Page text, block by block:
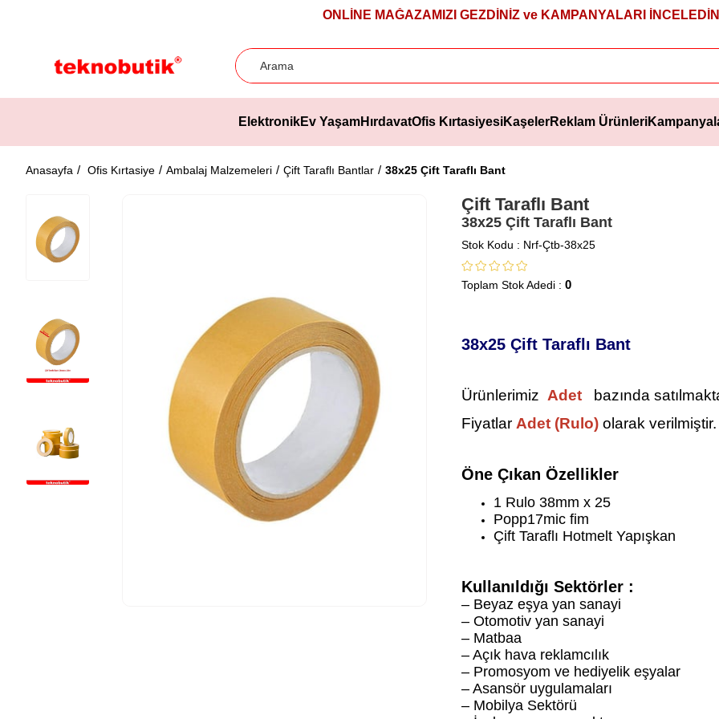
ONLİNE MAĞAZAMIZI GEZDİNİZ ve KAMPANYALARI
ElektronikEv YaşamHırdavatOfis KırtasiyesiKaşelerReklam Ürünleri
Anasayfa Ofis Kırtasiye Ambalaj Malzemeleri Çift Taraflı Bantlar 38x25 Çift Taraflı Bant
Çift Taraflı Bant
38x25 Çift Taraflı Bant
Stok Kodu Nrf-Çtb-38x25
Toplam Stok Adedi : 0
38x25 Çift Taraflı Bant
Ürünlerimiz Adet
bazında
Fiyatlar Adet (Rulo) olarak verilmiştir.
Öne Çıkan Özellikler
1 Rulo 38mm x 25
Popp17mic fim
Çift Taraflı Hotmelt Yapışkan
Kullanıldığı Sektörler :
– Beyaz eşya yan sanayi
– Otomotiv yan sanayi
– Matbaa
– Açık hava reklamcılık
– Promosyom ve hediyelik eşyalar
– Asansör uygulamaları
– Mobilya Sektörü